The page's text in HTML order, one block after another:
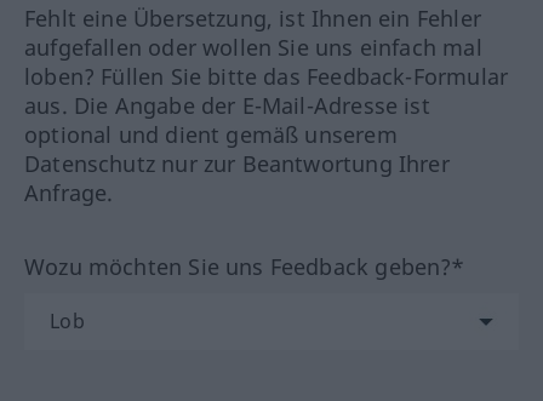
Fehlt eine Übersetzung, ist Ihnen ein Fehler
aufgefallen oder wollen Sie uns einfach mal
loben? Füllen Sie bitte das Feedback-Formular
aus. Die Angabe der E-Mail-Adresse ist
optional und dient gemäß unserem
Datenschutz nur zur Beantwortung Ihrer
Anfrage.
Wozu möchten Sie uns Feedback geben?*